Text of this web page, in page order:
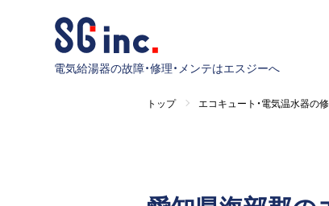
電気給湯器の故障・修理・メンテはエスジーへ
トップ エコキュート・電気温水器の